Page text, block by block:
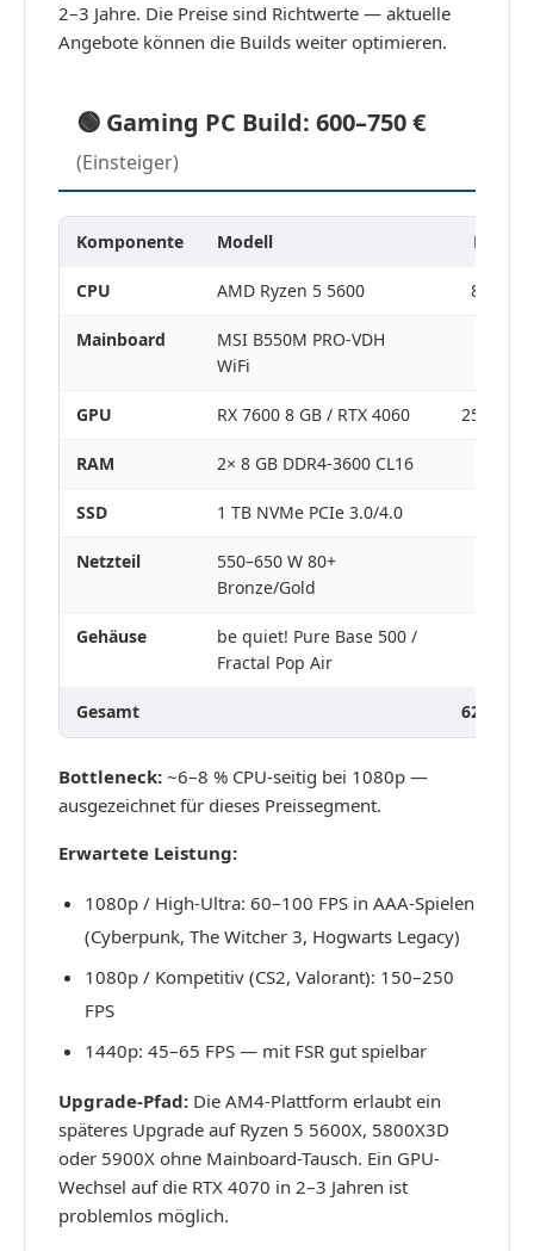
2–3 Jahre. Die Preise sind Richtwerte — aktuelle
Angebote können die Builds weiter optimieren.
🟢 Gaming PC Build: 600–750 €
(Einsteiger)
Komponente Modell Preis
CPU AMD Ryzen 5 5600 85–100
Mainboard
MSI B550M PRO-VDH
WiFi
GPU RX 7600 8 GB / RTX 4060 250–275
RAM 2× 8 GB DDR4-3600 CL16
SSD 1 TB NVMe PCIe 3.0/4.0
Netzteil
550–650 W 80+
Bronze/Gold
Gehäuse
be quiet! Pure Base 500 /
Fractal Pop Air
Gesamt 625–745
Bottleneck: ~6–8 % CPU-seitig bei 1080p —
ausgezeichnet für dieses Preissegment.
Erwartete Leistung:
1080p / High-Ultra: 60–100 FPS in AAA-Spielen
(Cyberpunk, The Witcher 3, Hogwarts Legacy)
1080p / Kompetitiv (CS2, Valorant): 150–250
FPS
1440p: 45–65 FPS — mit FSR gut spielbar
Upgrade-Pfad: Die AM4-Plattform erlaubt ein
späteres Upgrade auf Ryzen 5 5600X, 5800X3D
oder 5900X ohne Mainboard-Tausch. Ein GPU-
Wechsel auf die RTX 4070 in 2–3 Jahren ist
problemlos möglich.